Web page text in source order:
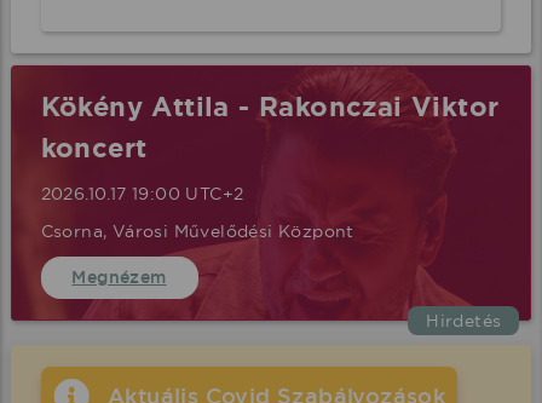
Hirdetés
Kökény Attila - Rakonczai Viktor
koncert
2026.10.17 19:00 UTC+2
Csorna, Városi Művelődési Központ
Megnézem
Aktuális Covid Szabályozások